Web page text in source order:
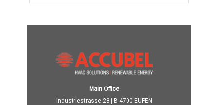
Main Office
Industriestrasse 28 | B-4700 EUPEN